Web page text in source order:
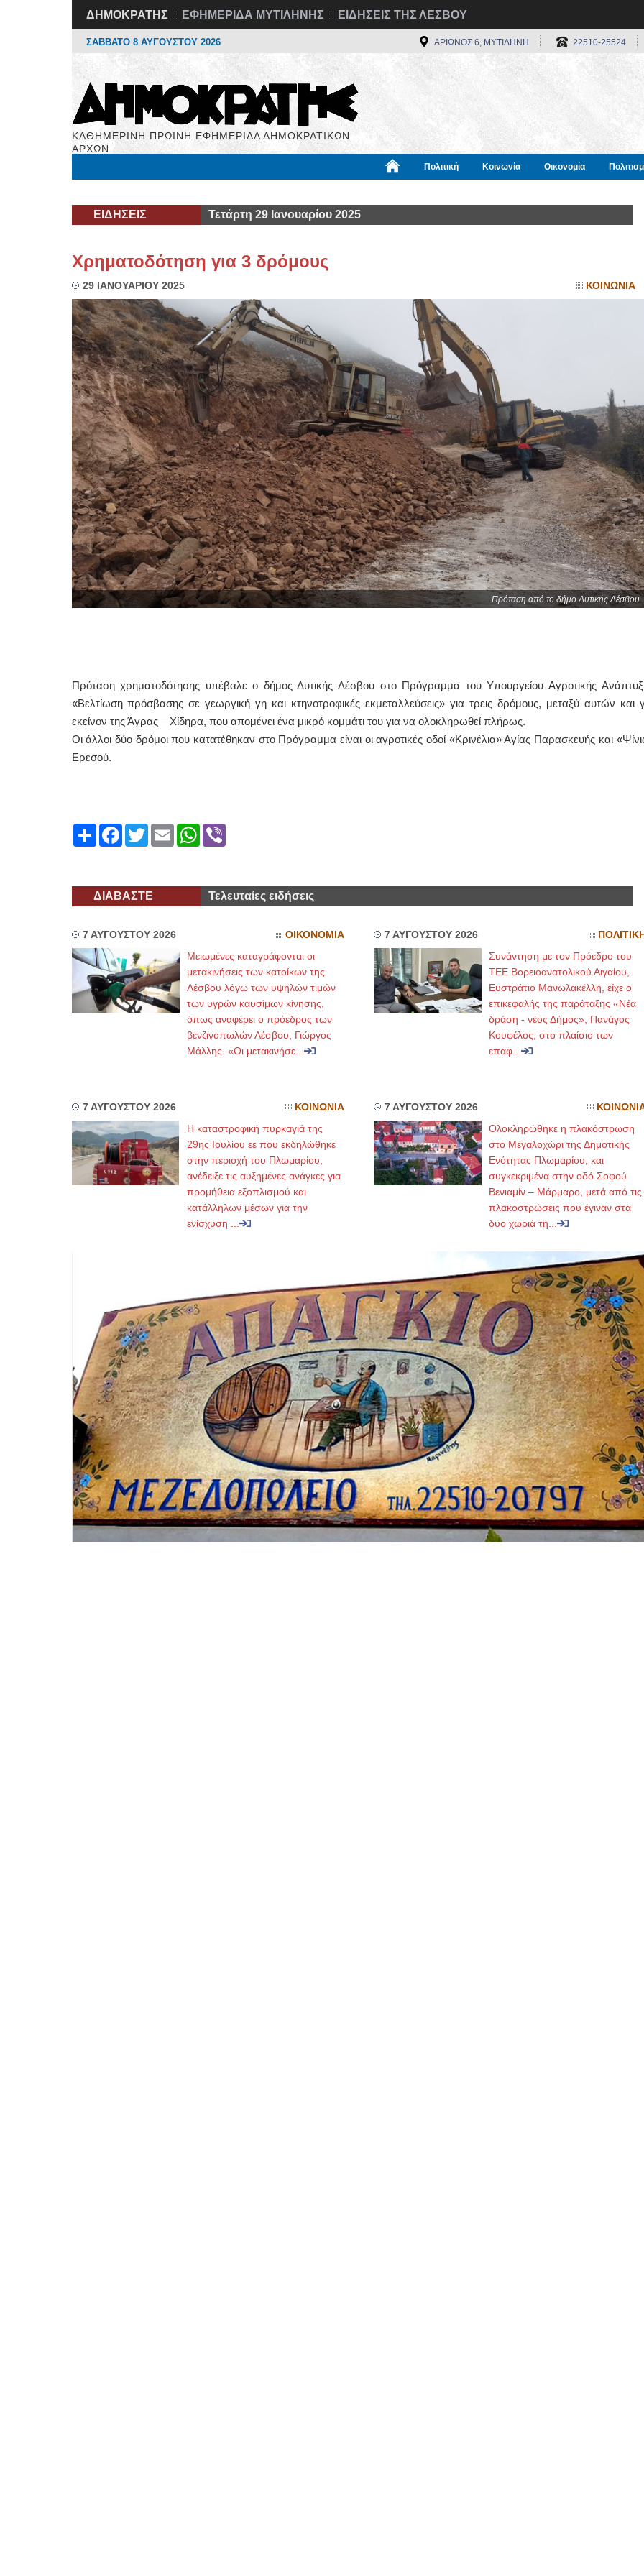
ΔΗΜΟΚΡΑΤΗΣ ΕΦΗΜΕΡΙΔΑ ΜΥΤΙΛΗΝΗΣ ΕΙΔΗΣΕΙΣ ΤΗΣ ΛΕΣΒΟΥ
ΣΑΒΒΑΤΟ 8 ΑΥΓΟΥΣΤΟΥ 2026 ΑΡΙΩΝΟΣ 6, ΜΥΤΙΛΗΝΗ 22510-25524
ΚΑΘΗΜΕΡΙΝΗ ΠΡΩΙΝΗ ΕΦΗΜΕΡΙΔΑ ΔΗΜΟΚΡΑΤΙΚΩΝ
ΑΡΧΩΝ
Πολιτική Κοινωνία Οικονομία
ΕΙΔΗΣΕΙΣ Τετάρτη 29 Ιανουαρίου 2025
Χρηματοδότηση για 3 δρόμους
29 ΙΑΝΟΥΑΡΙΟΥ 2025 ΚΟΙΝΩΝΙΑ
Πρόταση από το δήμο Δυτικής Λέσβου
Πρόταση χρηματοδότησης υπέβαλε ο δήμος Δυτικής Λέσβου στο Πρόγραμμα του Υπουργείου Αγροτικής
«Βελτίωση πρόσβασης σε γεωργική γη και κτηνοτροφικές εκμεταλλεύσεις» για τρεις δρόμους, μεταξύ αυτών και
εκείνον της Άγρας – Χίδηρα, που απομένει ένα μικρό κομμάτι του για να ολοκληρωθεί πλήρως.
Οι άλλοι δύο δρόμοι που κατατέθηκαν στο Πρόγραμμα είναι οι αγροτικές οδοί «Κρινέλια» Αγίας Παρασκευής και
Ερεσού.
ShareFacebook
TwitterEmailWhatsApp
Viber
ΔΙΑΒΑΣΤΕ Τελευταίες ειδήσεις
7 ΑΥΓΟΥΣΤΟΥ 2026 ΟΙΚΟΝΟΜΙΑ
Μειωμένες καταγράφονται οι
μετακινήσεις των κατοίκων της
Λέσβου λόγω των υψηλών τιμών
των υγρών καυσίμων κίνησης,
όπως αναφέρει ο πρόεδρος των
βενζινοπωλών Λέσβου, Γιώργος
Μάλλης. «Οι μετακινήσε...
7 ΑΥΓΟΥΣΤΟΥ 2026 ΠΟΛΙΤΙΚΗ
Συνάντηση με τον Πρόεδρο του
ΤΕΕ Βορειοανατολικού Αιγαίου,
Ευστράτιο Μανωλακέλλη, είχε ο
επικεφαλής της παράταξης «Νέα
δράση - νέος Δήμος», Πανάγος
Κουφέλος, στο πλαίσιο των
επαφ...
7 ΑΥΓΟΥΣΤΟΥ 2026 ΚΟΙΝΩΝΙΑ
Η καταστροφική πυρκαγιά της
29ης Ιουλίου εε που εκδηλώθηκε
στην περιοχή του Πλωμαρίου,
ανέδειξε τις αυξημένες ανάγκες για
προμήθεια εξοπλισμού και
κατάλληλων μέσων για την
ενίσχυση ...
7 ΑΥΓΟΥΣΤΟΥ 2026
Ολοκληρώθηκε η πλακόστρωση
στο Μεγαλοχώρι της Δημοτικής
Ενότητας Πλωμαρίου, και
συγκεκριμένα στην οδό Σοφού
Βενιαμίν – Μάρμαρο, μετά από τις
πλακοστρώσεις που έγιναν στα
δύο χωριά τη...
ΧΕΙΡΟΥΡΓΟΣ
ΟΦΘΑΛΜΙΑΤΡΟΣ
Διδάκτωρ Ιατρικής Σχολής
Πανεπιστημίου Αθηνών
Καλλιπόλεως 3,Νέα Σμύρνη,
email- elenboumpa@gmail.com